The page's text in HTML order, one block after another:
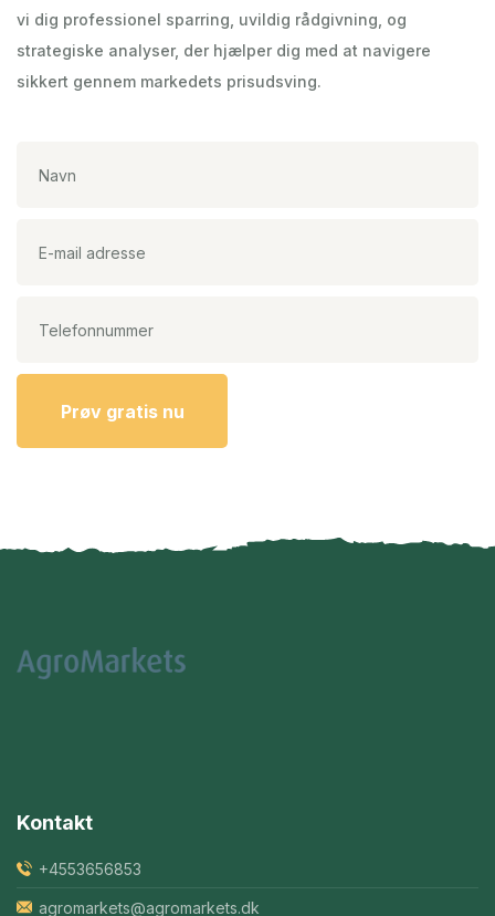
vi dig professionel sparring, uvildig rådgivning, og
strategiske analyser, der hjælper dig med at navigere
sikkert gennem markedets prisudsving.
Prøv gratis nu
Kontakt
+4553656853
agromarkets@agromarkets.dk